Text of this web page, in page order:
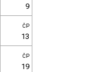
9
ČP
13
ČP
19